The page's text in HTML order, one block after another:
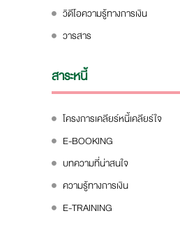
วิดีโอความรู้ทางการเงิน
วารสาร
สาระหนี้
โครงการเคลียร์หนี้เคลียร์ใจ
E-BOOKING
บทความที่น่าสนใจ
ความรู้ทางการเงิน
E-TRAINING